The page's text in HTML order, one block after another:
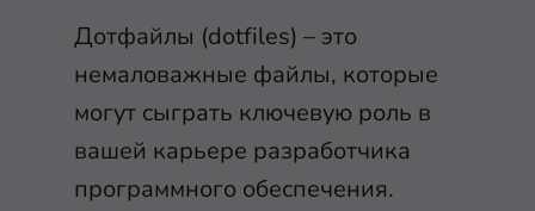
Дотфайлы (dotfiles) – это
немаловажные файлы, которые
могут сыграть ключевую роль в
вашей карьере разработчика
программного обеспечения.